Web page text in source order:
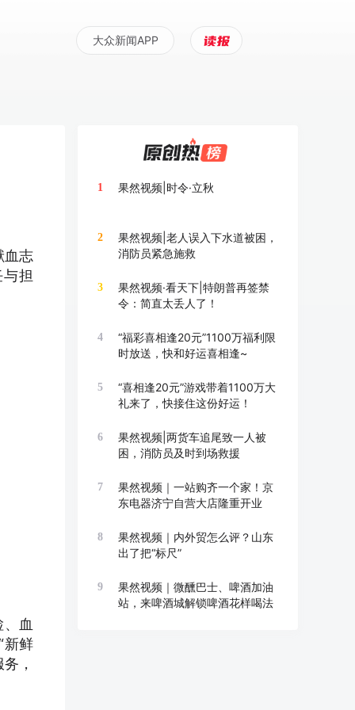
大众新闻APP
血志
担
血
新鲜
，
1 果然视频|时令·立秋
2
果然视频|老人误入下水道被困，
消防员紧急施救
3
果然视频·看天下|特朗普再签禁
令：简直太丢人了！
4
“福彩喜相逢20元”1100万福利限
时放送，快和好运喜相逢~
5
“喜相逢20元”游戏带着1100万大
礼来了，快接住这份好运！
6
果然视频|两货车追尾致一人被
困，消防员及时到场救援
7
果然视频｜一站购齐一个家！京
东电器济宁自营大店隆重开业
8
果然视频｜内外贸怎么评？山东
出了把“标尺”
9
果然视频｜微醺巴士、啤酒加油
站，来啤酒城解锁啤酒花样喝法